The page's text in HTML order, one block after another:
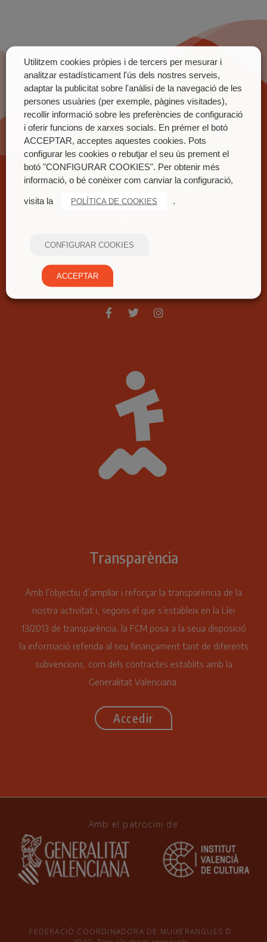
Contacte
fcm@fcmuixerangues.org
Transparència
Amb l’objectiu d’ampliar i reforçar la transparència de la
nostra activitat i, segons el que s’estableix en la Llei
13/2013 de transparència, la FCM posa a la seua disposició
la informació referida al seu finançament tant de diferents
subvencions, com dels contractes establits amb la
Generalitat Valenciana.
Accedir
Amb el patrocini de
FEDERACIÓ COORDINADORA DE MUIXERANGUES ©
Utilitzem cookies pròpies i de tercers per mesurar i
analitzar estadísticament l'ús dels nostres serveis,
adaptar la publicitat sobre l'anàlisi de la navegació de les
persones usuàries (per exemple, pàgines visitades),
recollir informació sobre les preferències de configuració
i oferir funcions de xarxes socials. En prémer el botó
ACCEPTAR, acceptes aquestes cookies. Pots
configurar les cookies o rebutjar el seu ús prement el
botó "CONFIGURAR COOKIES". Per obtenir més
informació, o bé conèixer com canviar la configuració,
visita la POLÍTICA DE COOKIES .
CONFIGURAR COOKIES
ACCEPTAR